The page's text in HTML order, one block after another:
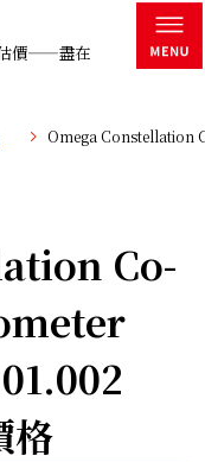
估價——盡在
Omega Constellation
Co-
格